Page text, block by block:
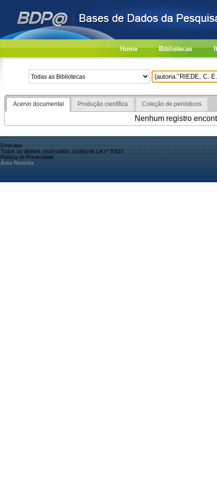
Home Bibliotecas
Acervo documental Produção científica Coleção de periódicos
Nenhum registro
Embrapa
Todos os direitos reservados, conforme Lei n° 9.610
Política de Privacidade
Área Restrita